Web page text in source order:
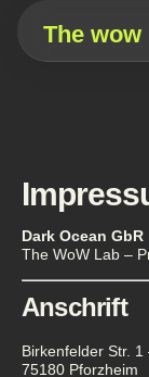
The wow
Dark Ocean GbR
The WoW Lab –
Anschrift
Birkenfelder Str. 1
75180 Pforzheim